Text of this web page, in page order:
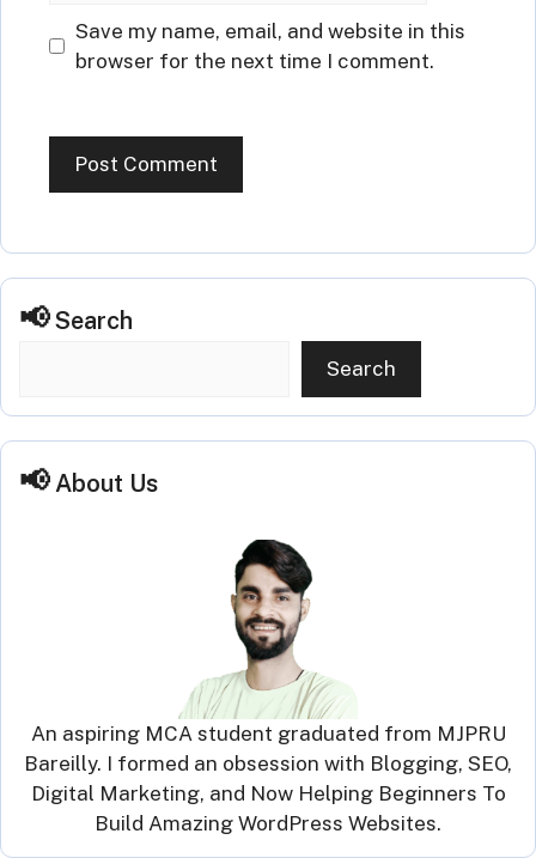
Website
Save my name, email, and website in this
browser for the next time I comment.
Search
Search
About Us
An aspiring MCA student graduated from MJPRU
Bareilly. I formed an obsession with Blogging, SEO,
Digital Marketing, and Now Helping Beginners To
Build Amazing WordPress Websites.